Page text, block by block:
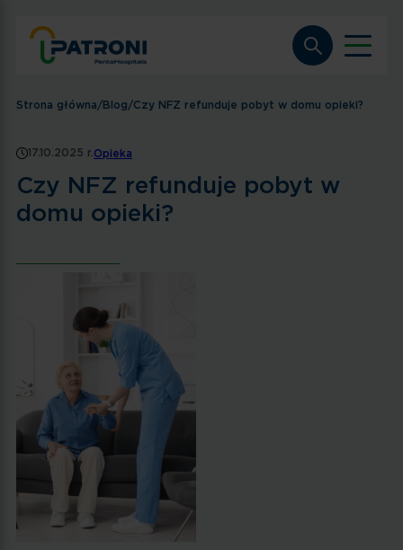
Strona główna/Blog/Czy NFZ refunduje pobyt w domu opieki?
17.10.2025 r. Opieka
Czy NFZ refunduje pobyt w
domu opieki?